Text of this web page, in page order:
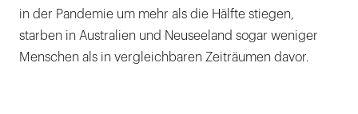
in der Pandemie um mehr als die Hälfte stiegen,
starben in Australien und Neuseeland sogar weniger
Menschen als in vergleichbaren Zeiträumen davor.